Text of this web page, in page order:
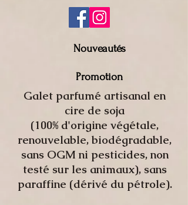
Nouveautés
Promotion
Galet parfumé artisanal en
cire de soja
(100% d'origine végétale,
renouvelable, biodégradable,
sans OGM ni pesticides, non
testé sur les animaux), sans
paraffine (dérivé du pétrole).